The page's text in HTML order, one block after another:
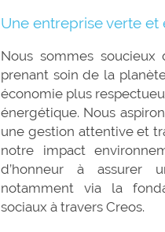
Une entreprise verte et
Nous sommes
prenant soin de la
économie plus
énergétique. Nous
une gestion attentive et
notre impact
d’honneur à assurer
notamment via la
sociaux à